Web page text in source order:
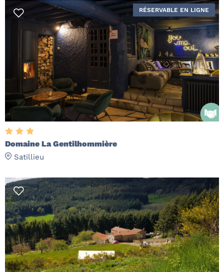
Domaine La Gentilhommière
Satillieu
RÉSERVABLE EN LIGNE